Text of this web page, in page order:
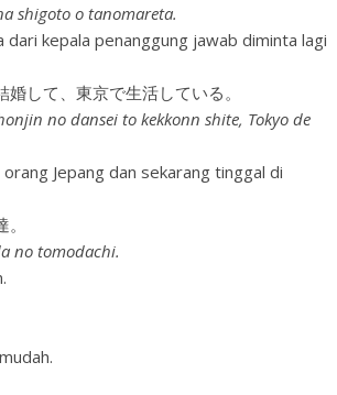
shigoto o tanomareta.
kepala penanggung jawab diminta lagi
婚して、東京で生活している。
no dansei to kekkonn shite, Tokyo de
Jepang dan sekarang tinggal di
no tomodachi.